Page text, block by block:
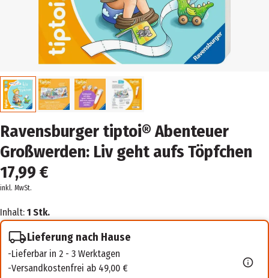
Ravensburger tiptoi® Abenteuer
Großwerden: Liv geht aufs Töpfchen
17,99 €
inkl. MwSt.
Inhalt: 1 Stk.
Lieferung nach Hause
Lieferbar in 2 - 3 Werktagen
Versandkostenfrei ab 49,00 €